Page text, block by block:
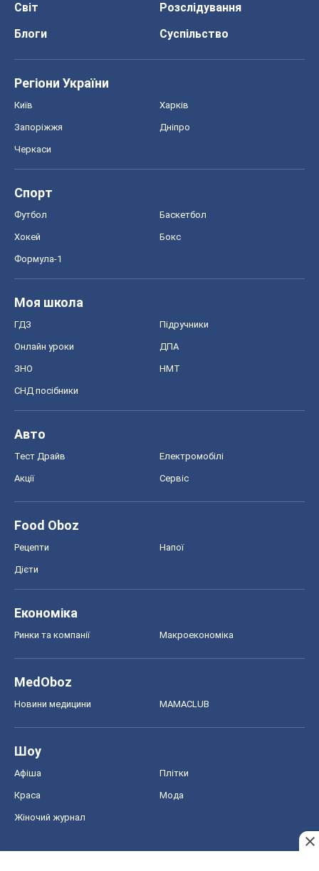
Світ
Розслідування
Блоги
Суспільство
Регіони України
Київ Харків
Запоріжжя Дніпро
Черкаси
Спорт
Футбол Баскетбол
Хокей Бокс
Формула-1
Моя школа
ГДЗ Підручники
Онлайн уроки ДПА
ЗНО НМТ
СНД посібники
Авто
Тест Драйв Електромобілі
Акції Сервіс
Food Oboz
Рецепти Напої
Дієти
Економіка
Ринки та компанії Макроекономіка
MedOboz
Новини медицини MAMACLUB
Шоу
Афіша Плітки
Краса Мода
Жіночий журнал